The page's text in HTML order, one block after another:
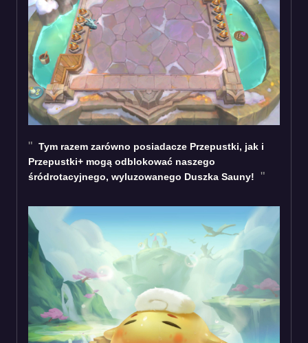
Tym razem zarówno posiadacze Przepustki, jak i
Przepustki+ mogą odblokować naszego
śródrotacyjnego, wyluzowanego Duszka Sauny!